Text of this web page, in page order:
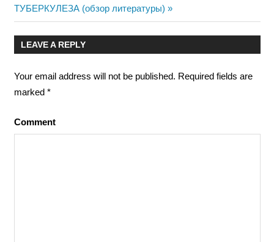
Post:
ТУБЕРКУЛЕЗА (обзор литературы)
LEAVE A REPLY
Your email address will not be published. Required fields are
marked *
Comment